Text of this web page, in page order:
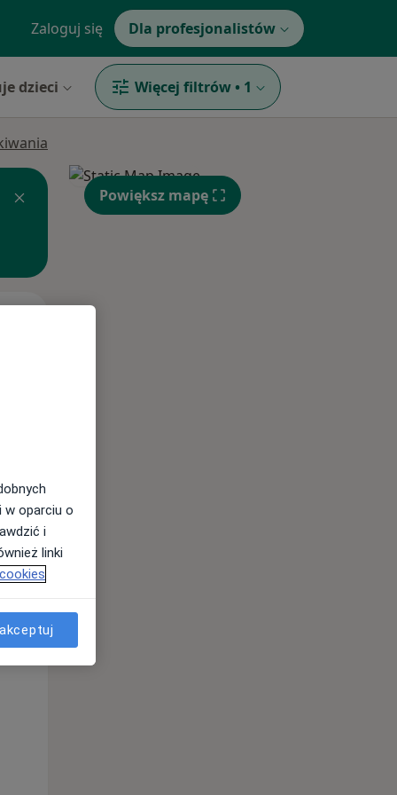
Zaloguj się Dla profesjonalistów
dzieci Więcej filtrów • 1
Wt,
11 Sie
Powiększ mapę
w oparciu o
i
linki